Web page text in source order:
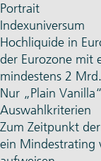
Portrait
Indexuniversum
Hochliquide in
der Eurozone mit
mindestens 2
Nur „Plain
Auswahlkriterien
Zum Zeitpunkt
ein Mindestrating